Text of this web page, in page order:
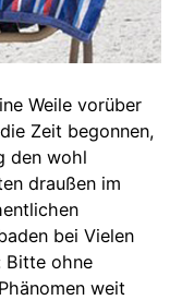
Weile vorüber
Zeit begonnen,
den wohl
draußen im
bei Vielen
Bitte ohne
weit